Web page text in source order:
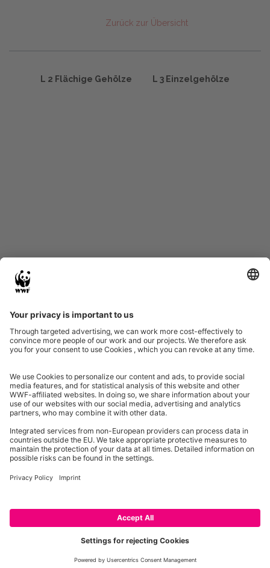
Zurück zur Übersicht
L 2 Flächige Gehölze L 3 Einzelgehölze
Eine Initiative von
Partner & Auszeichnungen
Ein Projekt der Aktionsplattform von Unternehmen Biologische Vielfalt 2020
2013 - 2026 WWF Deutschland